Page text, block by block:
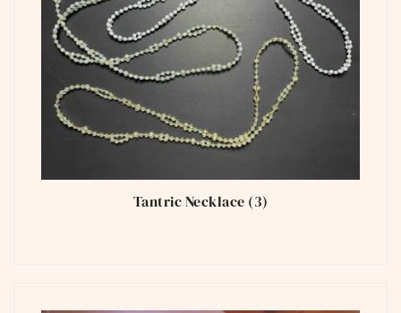
Tantric Necklace (3)